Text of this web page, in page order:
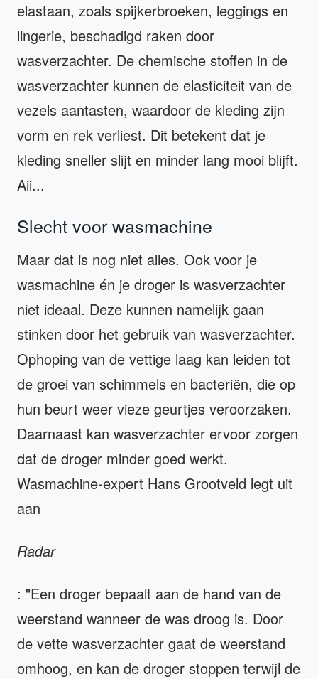
elastaan, zoals spijkerbroeken, leggings en
lingerie, beschadigd raken door
wasverzachter. De chemische stoffen in de
wasverzachter kunnen de elasticiteit van de
vezels aantasten, waardoor de kleding zijn
vorm en rek verliest. Dit betekent dat je
kleding sneller slijt en minder lang mooi blijft.
Aii...
Slecht voor wasmachine
Maar dat is nog niet alles. Ook voor je
wasmachine én je droger is wasverzachter
niet ideaal. Deze kunnen namelijk gaan
stinken door het gebruik van wasverzachter.
Ophoping van de vettige laag kan leiden tot
de groei van schimmels en bacteriën, die op
hun beurt weer vieze geurtjes veroorzaken.
Daarnaast kan wasverzachter ervoor zorgen
dat de droger minder goed werkt.
Wasmachine-expert Hans Grootveld legt uit
aan
Radar
: "Een droger bepaalt aan de hand van de
weerstand wanneer de was droog is. Door
de vette wasverzachter gaat de weerstand
omhoog, en kan de droger stoppen terwijl de